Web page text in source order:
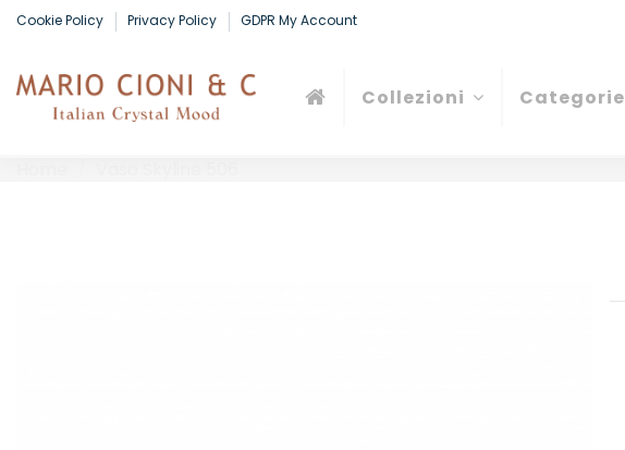
Cookie Policy Privacy Policy GDPR My Account
Collezioni Categorie